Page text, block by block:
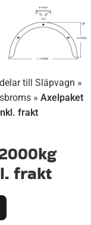
till Släpvagn »
» Axelpaket
frakt
frakt